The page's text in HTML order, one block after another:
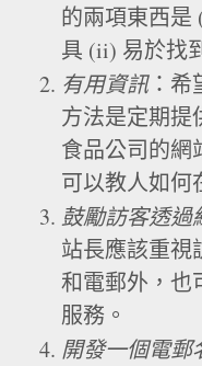
的兩項東西是
具 (ii) 易於找
有用資訊：希
方法是定期提
食品公司的網
可以教人如何
鼓勵訪客透
站長應該重視
和電郵外，也
服務。
開發一個電郵